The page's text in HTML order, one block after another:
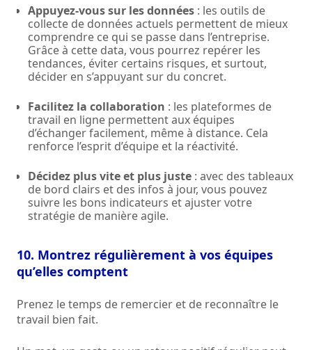
Appuyez-vous sur les données : les outils de
collecte de données actuels permettent de mieux
comprendre ce qui se passe dans l’entreprise.
Grâce à cette data, vous pourrez repérer les
tendances, éviter certains risques, et surtout,
décider en s’appuyant sur du concret.
Facilitez la collaboration : les plateformes de
travail en ligne permettent aux équipes
d’échanger facilement, même à distance. Cela
renforce l’esprit d’équipe et la réactivité.
Décidez plus vite et plus juste : avec des tableaux
de bord clairs et des infos à jour, vous pouvez
suivre les bons indicateurs et ajuster votre
stratégie de manière agile.
10. Montrez régulièrement à vos équipes
qu’elles comptent
Prenez le temps de remercier et de reconnaître le
travail bien fait.